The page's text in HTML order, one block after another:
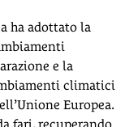
ha adottato la
e la
climatici
Europea.